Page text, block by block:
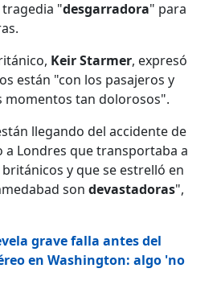
"desgarradora" para
Keir Starmer, expresó
están "con los pasajeros y
momentos tan dolorosos".
llegando del accidente de
a Londres que transportaba a
y que se estrelló en
sondevastadoras",
grave falla antes del
en Washington: algo 'no